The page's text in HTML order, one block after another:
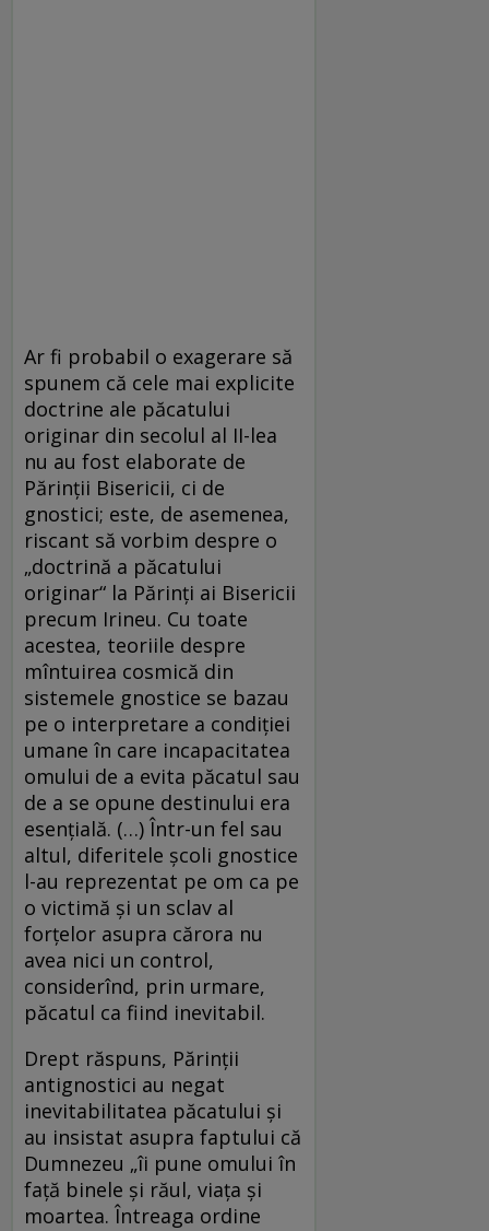
Ar fi probabil o exagerare să
spunem că cele mai explicite
doctrine ale păcatului
originar din secolul al II-lea
nu au fost elaborate de
Părinţii Bisericii, ci de
gnostici; este, de asemenea,
riscant să vorbim despre o
„doctrină a păcatului
originar“ la Părinţi ai Bisericii
precum Irineu. Cu toate
acestea, teoriile despre
mîntuirea cosmică din
sistemele gnostice se bazau
pe o interpretare a condiţiei
umane în care incapacitatea
omului de a evita păcatul sau
de a se opune destinului era
esenţială. (…) Într-un fel sau
altul, diferitele şcoli gnostice
l-au reprezentat pe om ca pe
o victimă şi un sclav al
forţelor asupra cărora nu
avea nici un control,
considerînd, prin urmare,
păcatul ca fiind inevitabil.
Drept răspuns, Părinţii
antignostici au negat
inevitabilitatea păcatului şi
au insistat asupra faptului că
Dumnezeu „îi pune omului în
faţă binele şi răul, viaţa şi
moartea. Întreaga ordine